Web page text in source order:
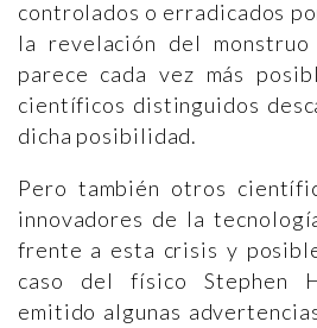
controlados o erradicados
la revelación del
parece cada vez más
científicos distinguidos
dicha posibilidad.
Pero también otros
innovadores de la
frente a esta crisis y
caso del físico Stephen
emitido algunas